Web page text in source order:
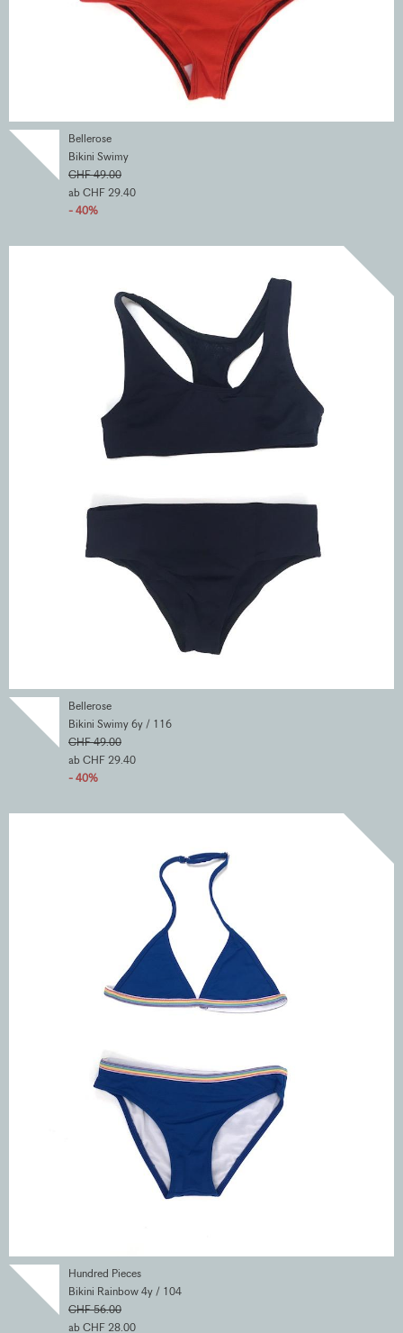
Bellerose
Bikini Swimy
CHF 49.00
ab CHF 29.40
- 40%
Bellerose
Bikini Swimy 6y / 116
CHF 49.00
ab CHF 29.40
- 40%
Hundred Pieces
Bikini Rainbow 4y / 104
CHF 56.00
ab CHF 28.00